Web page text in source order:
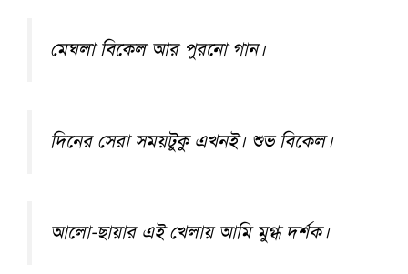
মেঘলা বিকেল আর পুরনো গান।
দিনের সেরা সময়টুকু এখনই। শুভ বিকেল।
আলো-ছায়ার এই খেলায় আমি মুগ্ধ দর্শক।